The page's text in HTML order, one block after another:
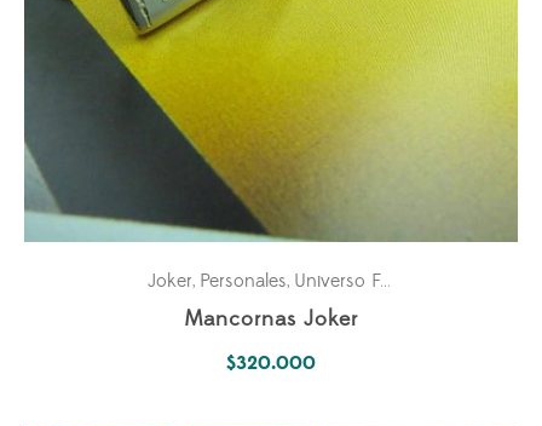
Joker, Personales, Universo Fantástico
Mancornas Joker
$320.000